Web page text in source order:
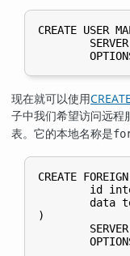
CREATE USER
现在就可以使用
子中我们希望访问远程
表。它的本地名称是
CREATE
id
data
)